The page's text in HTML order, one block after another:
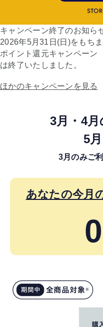
キャンペーン終了のお知ら
2026年5月31日(日)をもち
ポイント還元キャンペーン
は終了いたしました。
ほかのキャンペーンを見る
3月・4月
5
3月のみご
あなたの今月
0